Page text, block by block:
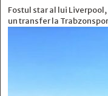
Fostul star al lui
un transfer la